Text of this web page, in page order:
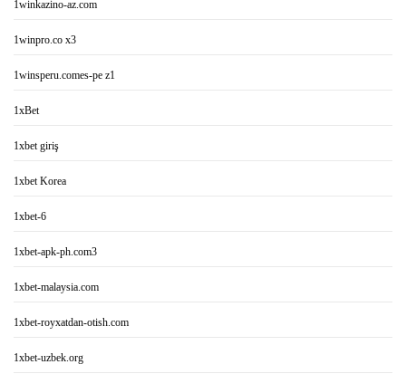
1winkazino-az.com
1winpro.co x3
1winsperu.comes-pe z1
1xBet
1xbet giriş
1xbet Korea
1xbet-6
1xbet-apk-ph.com3
1xbet-malaysia.com
1xbet-royxatdan-otish.com
1xbet-uzbek.org